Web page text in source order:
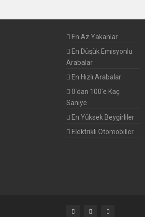
En Az Yakanlar
En Düşük Emisyonlu
Arabalar
En Hızlı Arabalar
0'dan 100'e Kaç
Saniye
En Yüksek Beygirliler
Elektrikli Otomobiller